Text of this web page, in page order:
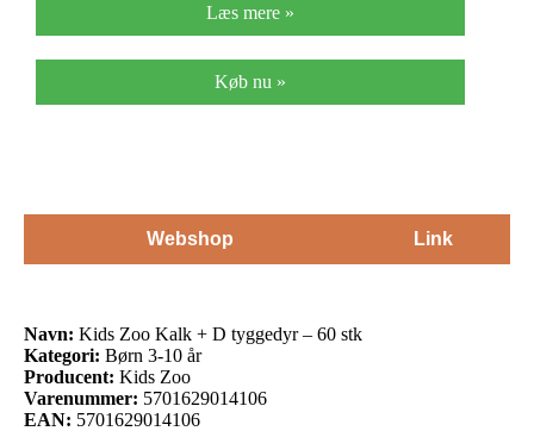
Læs mere »
Køb nu »
Webshop Link
Navn: Kids Zoo Kalk + D tyggedyr – 60 stk
Kategori: Børn 3-10 år
Producent: Kids Zoo
Varenummer: 5701629014106
EAN: 5701629014106